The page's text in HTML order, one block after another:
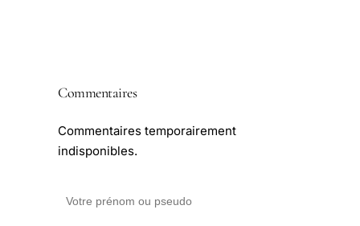
Commentaires
Commentaires temporairement
indisponibles.